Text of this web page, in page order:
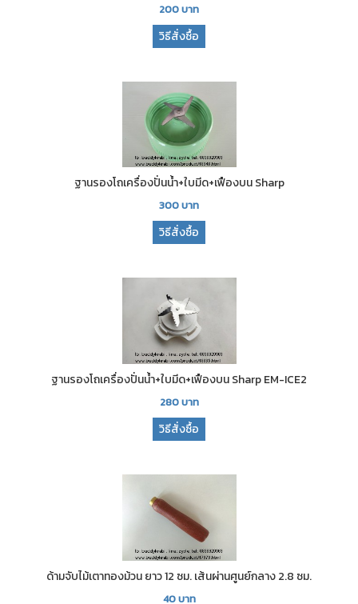
200บาท
วิธีสั่งซื้อ
ฐานรองโถเครื่องปั่นน้ำ+ใบมีด+เฟืองบน Sharp
300บาท
วิธีสั่งซื้อ
ฐานรองโถเครื่องปั่นน้ำ+ใบมีด+เฟืองบน Sharp EM-ICE2
280บาท
วิธีสั่งซื้อ
ด้ามจับไม้เตาทองม้วน ยาว 12 ซม. เส้นผ่านศูนย์กลาง 2.8 ซม.
40บาท